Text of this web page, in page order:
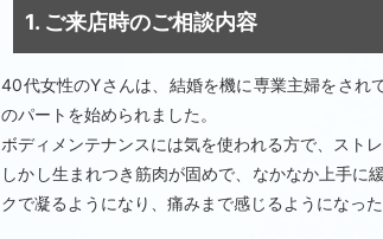
1. ご来店時のご相談内容
40代女性のYさんは、結婚を機に専業主婦をされ
のパートを始められました。
ボディメンテナンスには気を使われる方で、ストレ
しかし生まれつき筋肉が固めで、なかなか上手に
クで凝るようになり、痛みまで感じるようになった